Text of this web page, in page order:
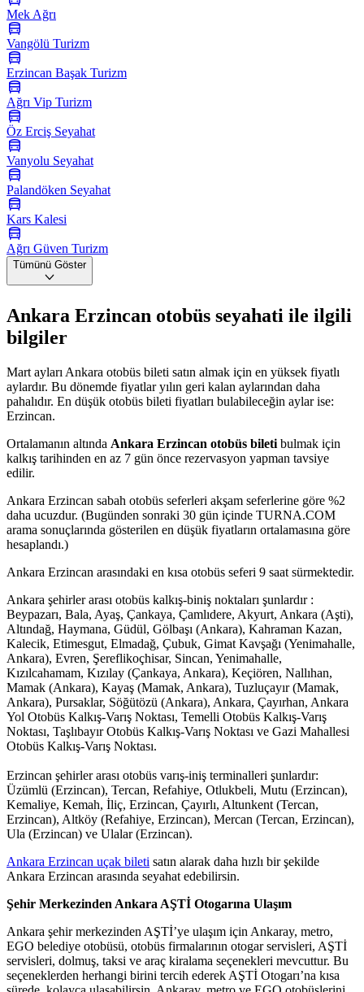
Mek Ağrı
Vangölü Turizm
Erzincan Başak Turizm
Ağrı Vip Turizm
Öz Erciş Seyahat
Vanyolu Seyahat
Palandöken Seyahat
Kars Kalesi
Ağrı Güven Turizm
Tümünü Göster
Ankara Erzincan otobüs seyahati ile ilgili
bilgiler
Mart ayları Ankara otobüs bileti satın almak için en yüksek fiyatlı
aylardır. Bu dönemde fiyatlar yılın geri kalan aylarından daha
pahalıdır. En düşük otobüs bileti fiyatları bulabileceğin aylar ise:
Erzincan.
Ortalamanın altında Ankara Erzincan otobüs bileti bulmak için
kalkış tarihinden en az 7 gün önce rezervasyon yapman tavsiye
edilir.
Ankara Erzincan sabah otobüs seferleri akşam seferlerine göre %2
daha ucuzdur. (Bugünden sonraki 30 gün içinde TURNA.COM
arama sonuçlarında gösterilen en düşük fiyatların ortalamasına göre
hesaplandı.)
Ankara Erzincan arasındaki en kısa otobüs seferi 9 saat sürmektedir.
Ankara şehirler arası otobüs kalkış-biniş noktaları şunlardır :
Beypazarı, Bala, Ayaş, Çankaya, Çamlıdere, Akyurt, Ankara (Aşti),
Altındağ, Haymana, Güdül, Gölbaşı (Ankara), Kahraman Kazan,
Kalecik, Etimesgut, Elmadağ, Çubuk, Gimat Kavşağı (Yenimahalle,
Ankara), Evren, Şereflikoçhisar, Sincan, Yenimahalle,
Kızılcahamam, Kızılay (Çankaya, Ankara), Keçiören, Nallıhan,
Mamak (Ankara), Kayaş (Mamak, Ankara), Tuzluçayır (Mamak,
Ankara), Pursaklar, Söğütözü (Ankara), Ankara, Çayırhan, Ankara
Yol Otobüs Kalkış-Varış Noktası, Temelli Otobüs Kalkış-Varış
Noktası, Taşlıbayır Otobüs Kalkış-Varış Noktası ve Gazi Mahallesi
Otobüs Kalkış-Varış Noktası.
Erzincan şehirler arası otobüs varış-iniş terminalleri şunlardır:
Üzümlü (Erzincan), Tercan, Refahiye, Otlukbeli, Mutu (Erzincan),
Kemaliye, Kemah, İliç, Erzincan, Çayırlı, Altunkent (Tercan,
Erzincan), Altköy (Refahiye, Erzincan), Mercan (Tercan, Erzincan),
Ula (Erzincan) ve Ulalar (Erzincan).
Ankara Erzincan uçak bileti satın alarak daha hızlı bir şekilde
Ankara Erzincan arasında seyahat edebilirsin.
Şehir Merkezinden Ankara AŞTİ Otogarına Ulaşım
Ankara şehir merkezinden AŞTİ’ye ulaşım için Ankaray, metro,
EGO belediye otobüsü, otobüs firmalarının otogar servisleri, AŞTİ
servisleri, dolmuş, taksi ve araç kiralama seçenekleri mevcuttur. Bu
seçeneklerden herhangi birini tercih ederek AŞTİ Otogarı’na kısa